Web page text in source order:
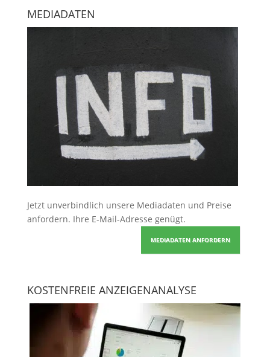
MEDIADATEN
Jetzt unverbindlich unsere Mediadaten und Preise
anfordern. Ihre E-Mail-Adresse genügt.
MEDIADATEN ANFORDERN
KOSTENFREIE ANZEIGENANALYSE